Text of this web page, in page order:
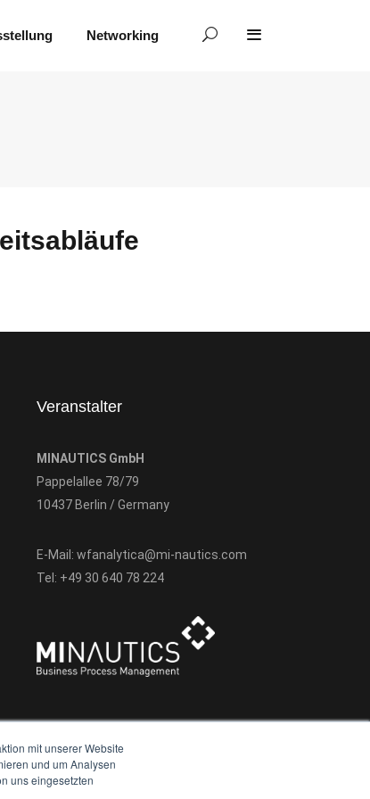
mit unserer Website
und um Analysen
uns eingesetzten
Networking
Veranstalter
MINAUTICS GmbH
Pappelallee 78/79
10437 Berlin / Germany
E-Mail: wfanalytica@mi-nautics.com
Tel: +49 30 640 78 224